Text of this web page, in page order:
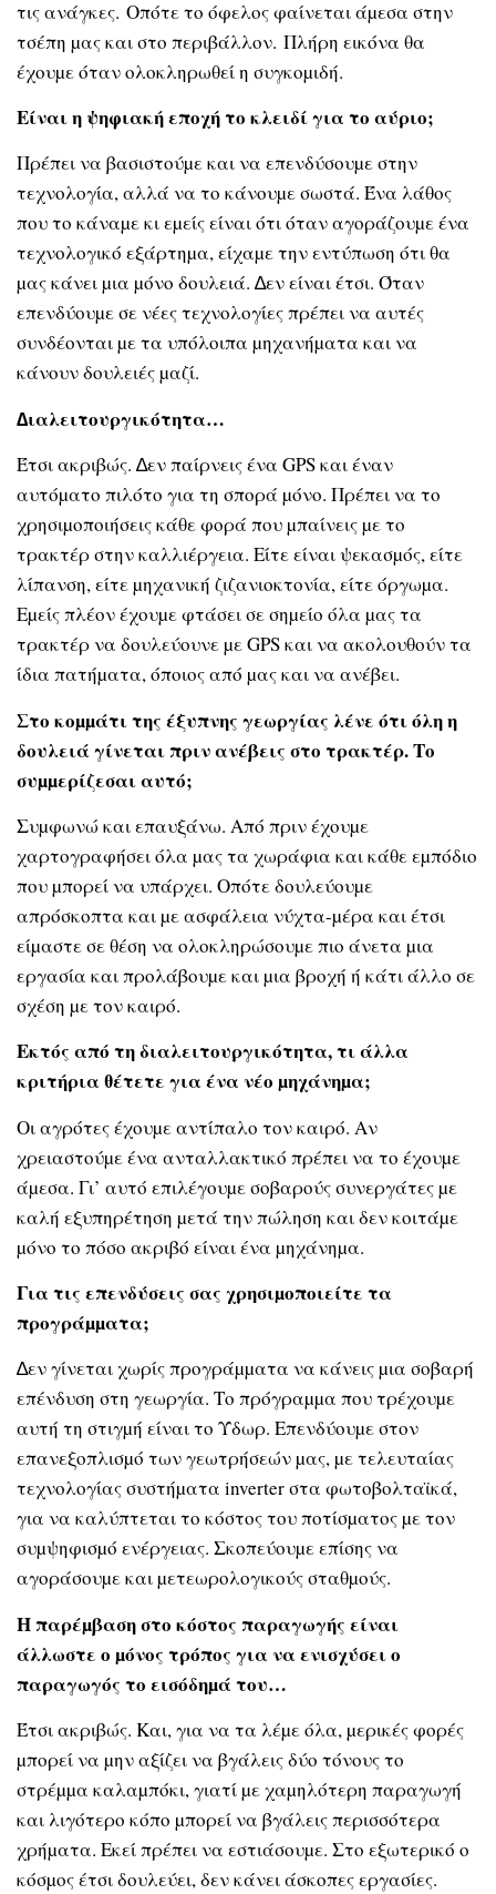
τις ανάγκες. Οπότε το όφελος φαίνεται άµεσα στην
τσέπη µας και στο περιβάλλον. Πλήρη εικόνα θα
έχουµε όταν ολοκληρωθεί η συγκοµιδή.
Είναι η ψηφιακή εποχή το κλειδί για το αύριο;
Πρέπει να βασιστούµε και να επενδύσουµε στην
τεχνολογία, αλλά να το κάνουµε σωστά. Ένα λάθος
που το κάναµε κι εµείς είναι ότι όταν αγοράζουµε ένα
τεχνολογικό εξάρτηµα, είχαµε την εντύπωση ότι θα
µας κάνει µια µόνο δουλειά. ∆εν είναι έτσι. Όταν
επενδύουµε σε νέες τεχνολογίες πρέπει να αυτές
συνδέονται µε τα υπόλοιπα µηχανήµατα και να
κάνουν δουλειές µαζί.
∆ιαλειτουργικότητα…
Έτσι ακριβώς. ∆εν παίρνεις ένα GPS και έναν
αυτόµατο πιλότο για τη σπορά µόνο. Πρέπει να το
χρησιµοποιήσεις κάθε φορά που µπαίνεις µε το
τρακτέρ στην καλλιέργεια. Είτε είναι ψεκασµός, είτε
λίπανση, είτε µηχανική ζιζανιοκτονία, είτε όργωµα.
Εµείς πλέον έχουµε φτάσει σε σηµείο όλα µας τα
τρακτέρ να δουλεύουνε µε GPS και να ακολουθούν τα
ίδια πατήµατα, όποιος από µας και να ανέβει.
Στο κοµµάτι της έξυπνης γεωργίας λένε ότι όλη η
δουλειά γίνεται πριν ανέβεις στο τρακτέρ. Το
συµµερίζεσαι αυτό;
Συµφωνώ και επαυξάνω. Από πριν έχουµε
χαρτογραφήσει όλα µας τα χωράφια και κάθε εµπόδιο
που µπορεί να υπάρχει. Οπότε δουλεύουµε
απρόσκοπτα και µε ασφάλεια νύχτα-µέρα και έτσι
είµαστε σε θέση να ολοκληρώσουµε πιο άνετα µια
εργασία και προλάβουµε και µια βροχή ή κάτι άλλο σε
σχέση µε τον καιρό.
Εκτός από τη διαλειτουργικότητα, τι άλλα
κριτήρια θέτετε για ένα νέο µηχάνηµα;
Οι αγρότες έχουµε αντίπαλο τον καιρό. Αν
χρειαστούµε ένα ανταλλακτικό πρέπει να το έχουµε
άµεσα. Γι’ αυτό επιλέγουµε σοβαρούς συνεργάτες µε
καλή εξυπηρέτηση µετά την πώληση και δεν κοιτάµε
µόνο το πόσο ακριβό είναι ένα µηχάνηµα.
Για τις επενδύσεις σας χρησιµοποιείτε τα
προγράµµατα;
∆εν γίνεται χωρίς προγράµµατα να κάνεις µια σοβαρή
επένδυση στη γεωργία. Το πρόγραµµα που τρέχουµε
αυτή τη στιγµή είναι το Ύδωρ. Επενδύουµε στον
επανεξοπλισµό των γεωτρήσεών µας, µε τελευταίας
τεχνολογίας συστήµατα inverter στα φωτοβολταϊκά,
για να καλύπτεται το κόστος του ποτίσµατος µε τον
συµψηφισµό ενέργειας. Σκοπεύουµε επίσης να
αγοράσουµε και µετεωρολογικούς σταθµούς.
Η παρέµβαση στο κόστος παραγωγής είναι
άλλωστε ο µόνος τρόπος για να ενισχύσει ο
παραγωγός το εισόδηµά του…
Έτσι ακριβώς. Και, για να τα λέµε όλα, µερικές φορές
µπορεί να µην αξίζει να βγάλεις δύο τόνους το
στρέµµα καλαµπόκι, γιατί µε χαµηλότερη παραγωγή
και λιγότερο κόπο µπορεί να βγάλεις περισσότερα
χρήµατα. Εκεί πρέπει να εστιάσουµε. Στο εξωτερικό ο
κόσµος έτσι δουλεύει, δεν κάνει άσκοπες εργασίες.